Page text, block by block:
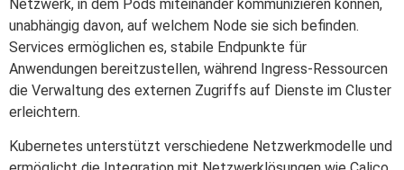
Netzwerk, in dem Pods miteinander kommunizieren können,
unabhängig davon, auf welchem Node sie sich befinden.
Services ermöglichen es, stabile Endpunkte für
Anwendungen bereitzustellen, während Ingress-Ressourcen
die Verwaltung des externen Zugriffs auf Dienste im Cluster
erleichtern.
Kubernetes unterstützt verschiedene Netzwerkmodelle und